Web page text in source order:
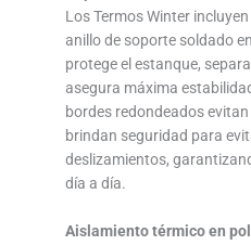
Los Termos Winter
anillo de soporte soldado
protege el estanque,
asegura máxima
bordes redondeados
brindan seguridad para
deslizamientos,
día a día.
Aislamiento térmico en